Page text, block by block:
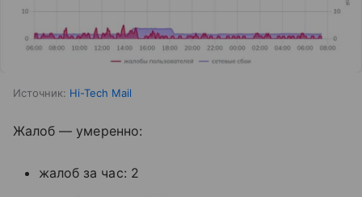
Источник: Hi-Tech Mail
Жалоб — умеренно:
жалоб за час: 2